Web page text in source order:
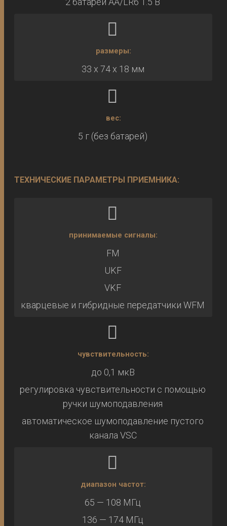
размеры:
33 х 74 х 18 мм
вес:
5 г (без батарей)
ТЕХНИЧЕСКИЕ ПАРАМЕТРЫ ПРИЕМНИКА:
принимаемые сигналы:
FM
UKF
VKF
кварцевые и гибридные передатчики WFM
чувствительность:
до 0,1 мкВ
регулировка чувствительности с помощью
ручки шумоподавления
автоматическое шумоподавление пустого
канала VSC
диапазон частот:
65 — 108 МГц
136 — 174 МГц